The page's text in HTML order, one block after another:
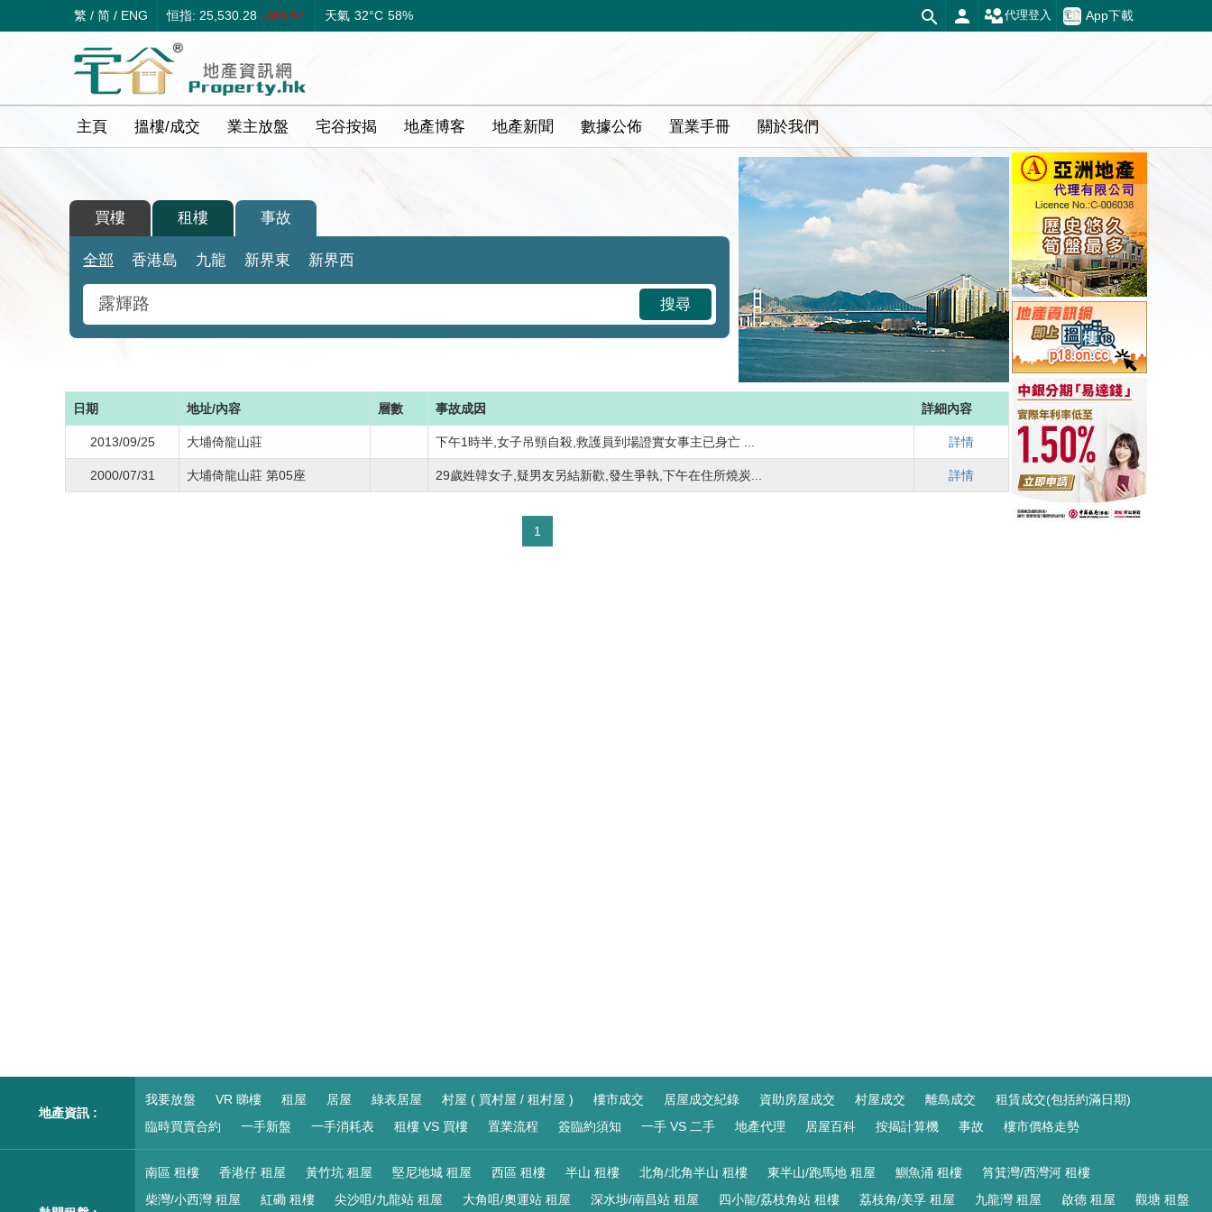
繁 / 简 / ENG 恒指: 25,530.28 -385.54 天氣 32°C 58% App下載
代理登入
主頁 搵樓/成交 業主放盤 宅谷按揭 地產博客 地產新聞 數據公佈 置業手冊 關於我們
買樓 租樓 事故
全部 香港島 九龍 新界東 新界西
搜尋
日期 地址/內容 層數 事故成因 詳細內容
2013/09/25 大埔倚龍山莊 下午1時半,女子吊頸自殺,救護員到場證實女事主已身亡 ... 詳情
2000/07/31 大埔倚龍山莊 第05座 29歲姓韓女子,疑男友另結新歡,發生爭執,下午在住所燒炭... 詳情
1
地產資訊 :
我要放盤 VR 睇樓 租屋 居屋 綠表居屋 村屋 ( 買村屋 / 租村屋 ) 樓市成交 居屋成交紀錄 資助房屋成交 村屋成交 離島成交
租賃成交(包括約滿日期)
臨時買賣合約
一手新盤 一手消耗表 租樓 VS 買樓 置業流程 簽臨約須知 一手 VS 二手 地產代理 居屋百科 按揭計算機 事故 樓市價格走勢
南區 租樓 香港仔 租屋 黃竹坑 租屋 堅尼地城 租屋 西區 租樓 半山 租樓 北角/北角半山 租樓 東半山/跑馬地 租屋 鰂魚涌 租樓
筲箕灣/西灣河 租樓
柴灣/小西灣 租屋
紅磡 租樓 尖沙咀/九龍站 租屋 大角咀/奧運站 租屋 深水埗/南昌站 租屋 四小龍/荔枝角站 租樓 荔枝角/美孚 租屋 九龍灣 租屋 啟德 租屋 觀塘 租盤